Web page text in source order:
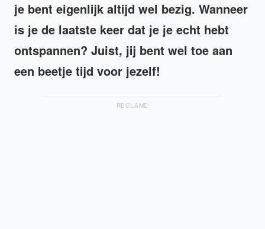
je bent eigenlijk altijd wel bezig. Wanneer
is je de laatste keer dat je je echt hebt
ontspannen? Juist, jij bent wel toe aan
een beetje tijd voor jezelf!
RECLAME